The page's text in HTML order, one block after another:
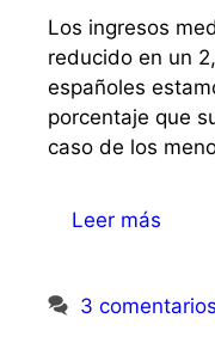
Los ingresos
reducido en un
españoles
porcentaje que
caso de los
Leer más
3 comentarios